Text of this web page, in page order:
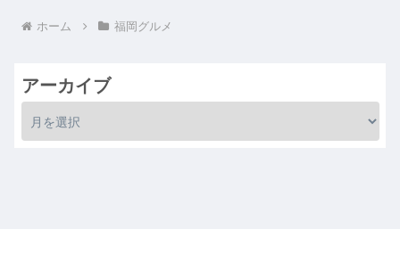
ホーム 福岡グルメ
アーカイブ